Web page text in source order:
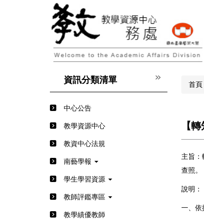
資訊分類清單
中心公告
教學資源中心
教資中心法規
南藝學報
學生學習資源
教師評鑑專區
教學績優教師
首頁
【
主旨
查照。
說明：
一、依